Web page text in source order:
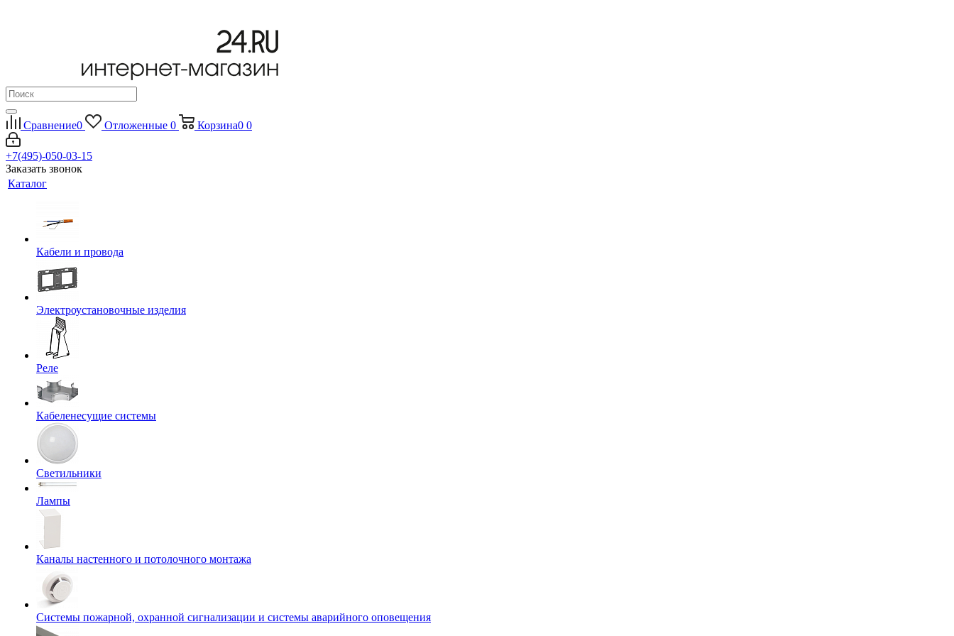
Сравнение0 Отложенные 0 Корзина0 0
+7(495)-050-03-15
Заказать звонок
Каталог
Кабели и провода
Электроустановочные изделия
Реле
Кабеленесущие системы
Светильники
Лампы
Каналы настенного и потолочного монтажа
Системы пожарной, охранной сигнализации и системы аварийного оповещения